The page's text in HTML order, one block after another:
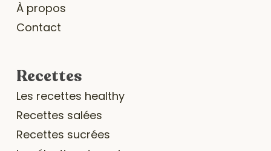
À propos
Contact
Recettes
Les recettes healthy
Recettes salées
Recettes sucrées